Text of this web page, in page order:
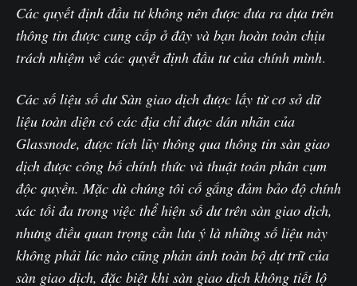
Các quyết định đầu tư không nên được đưa ra dựa trên
thông tin được cung cấp ở đây và bạn hoàn toàn chịu
trách nhiệm về các quyết định đầu tư của chính mình.‌
Các số liệu số dư Sàn giao dịch được lấy từ cơ sở dữ
liệu toàn diện có các địa chỉ được dán nhãn của
Glassnode, được tích lũy thông qua thông tin sàn giao
dịch được công bố chính thức và thuật toán phân cụm
độc quyền. Mặc dù chúng tôi cố gắng đảm bảo độ chính
xác tối đa trong việc thể hiện số dư trên sàn giao dịch,
nhưng điều quan trọng cần lưu ý là những số liệu này
không phải lúc nào cũng phản ánh toàn bộ dự trữ của
sàn giao dịch, đặc biệt khi sàn giao dịch không tiết lộ